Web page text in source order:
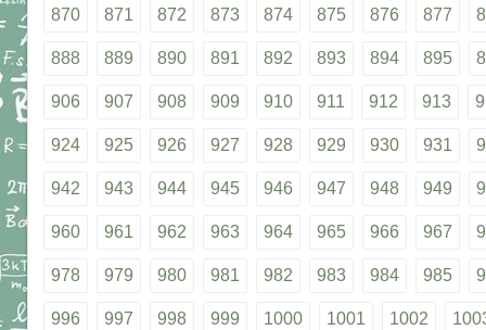
870 871 872 873 874 875 876 877
888 889 890 891 892 893 894 895
906 907 908 909 910 911 912 913
924 925 926 927 928 929 930 931
942 943 944 945 946 947 948 949
960 961 962 963 964 965 966 967
978 979 980 981 982 983 984 985
996 997 998 999 1000 1001 1002